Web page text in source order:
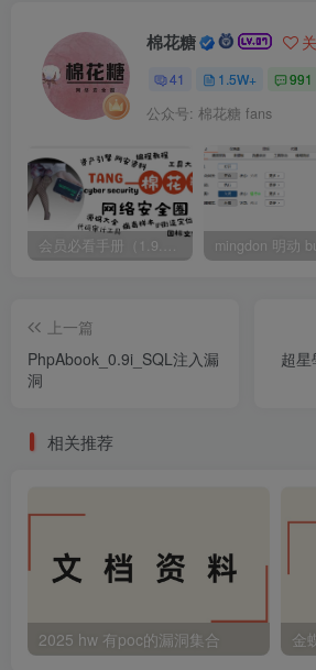
棉花糖
41 1.5W+ 991
公众号: 棉花糖 fans
会员必看手册（1.9.0版本 26.4.5更新）
上一篇
PhpAbook_0.9i_SQL注入漏
洞
超
相关推荐
2025 hw 有poc的漏洞集合